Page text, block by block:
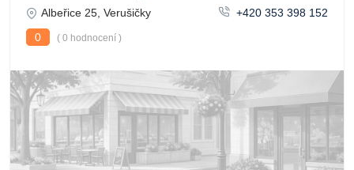
Albeřice 25, Verušičky
+420 353 398 152
0
( 0 hodnocení )